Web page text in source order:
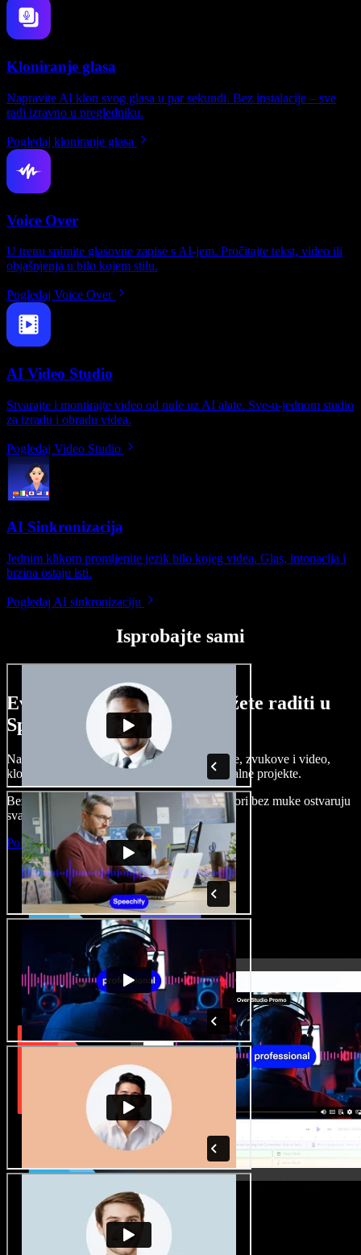
Kloniranje glasa
Napravite AI klon svog glasa u par sekundi. Bez instalacije – sve
radi izravno u pregledniku.
Pogledaj kloniranje glasa
Voice Over
U trenu snimite glasovne zapise s AI-jem. Pročitajte tekst, video ili
objašnjenja u bilo kojem stilu.
Pogledaj Voice Over
AI Video Studio
Stvarajte i montirajte video od nule uz AI alate. Sve-u-jednom studio
za izradu i obradu videa.
Pogledaj Video Studio
AI Sinkronizacija
Jednim klikom promijenite jezik bilo kojeg videa. Glas, intonacija i
brzina ostaju isti.
Pogledaj AI sinkronizaciju
Isprobajte sami
Evo malog pregleda što možete raditi u
Speechify Studiju.
Napravite voice overe, dodajte besplatne slike, zvukove i video,
klonirajte svoj glas i složite sjajne audio-vizualne projekte.
Bez učenja i sve dostupno u pregledniku, autori bez muke ostvaruju
svaku kreativnu ideju.
Pokreni Studio